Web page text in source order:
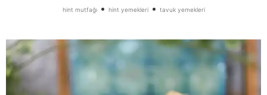
hint mutfağı• hint yemekleri• tavuk yemekleri